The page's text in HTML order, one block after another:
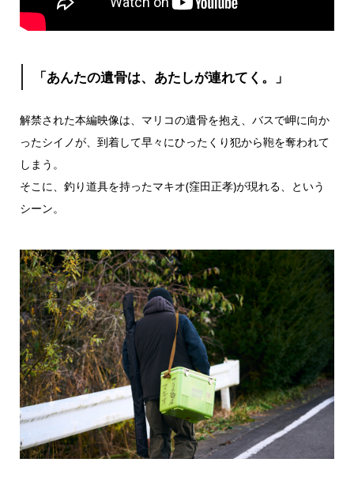
「あんたの遺⾻は、あたしが連れてく。」
解禁された本編映像は、マリコの遺⾻を抱え、バスで岬に向か
ったシイノが、到着して早々にひったくり犯から鞄を奪われて
しまう。
そこに、釣り道具を持ったマキオ(窪⽥正孝)が現れる、という
シーン。